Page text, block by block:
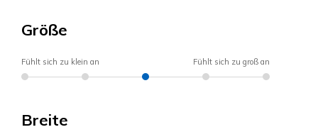
Größe
Fühlt sich zu klein an Fühlt sich zu groß an
Breite